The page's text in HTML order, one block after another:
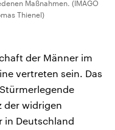
Maßnahmen. (IMAGO
Thienel)
der Männer im
vertreten sein. Das
der widrigen
in Deutschland